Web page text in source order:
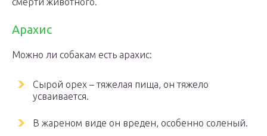
Арахис
Можно ли собакам есть арахис:
Сырой орех – тяжелая пища, он тяжело
усваивается.
В жареном виде он вреден, особенно соленый.